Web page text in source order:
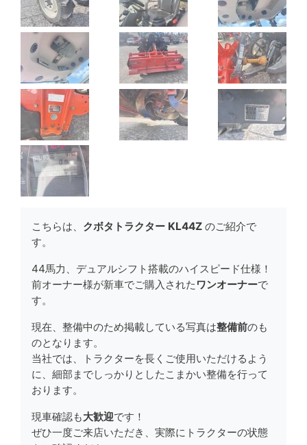
こちらは、 クボタトラクター KL44Z のご紹介で
す。
44馬力、デュアルシフト搭載のハイスピード仕様！
前オーナー様が新車でご購入された ワンオーナーで
す。
現在、整備中のため掲載している写真は整備前のも
のとなります。
当社では、トラクターを長くご使用いただけるよう
に、細部までしっかりとしたこまかい整備を行って
おります。
現車確認も大歓迎です！
ぜひ一度ご来店いただき、実際にトラクターの状態